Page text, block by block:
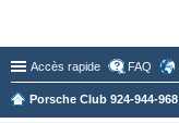
Accès rapide FAQ
Porsche Club 924-944-